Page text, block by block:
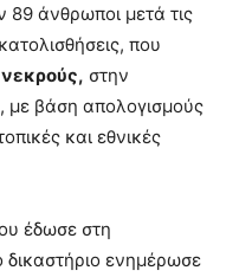
άνθρωποι μετά τις
που
στην
με βάση απολογισμούς
και εθνικές
έδωσε στη
δικαστήριο ενημέρωσε